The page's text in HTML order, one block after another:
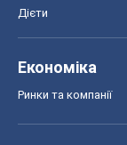
Дієти
Економіка
Ринки та компанії